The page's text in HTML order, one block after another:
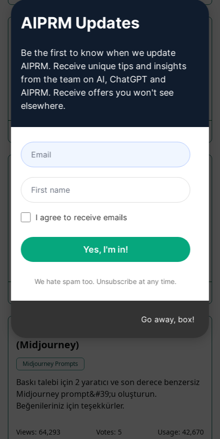
ChatGPT ile Bir Resim Oluşturun
Midjourney Prompts
ChatGPT ile kendi resminizi oluşturun! Yapay zeka
ile resimler oluşturun veya bir resim oluşturun!
Views: 90,006
1 Dakikada Bir Logo Oluştur
Midjourney Prompts
şemasını ve tipografi stilini içeren 3 farklı
oluşturun.
(Midjourney)
Midjourney Prompts
Baskı talebi için 2 yaratıcı ve son derece benzersiz
Midjourney prompt&#39;u oluşturun.
Beğenileriniz için teşekkürler.
Views: 64,293 Votes: 5 Usage: 42,670
AIPRM Updates
Be the first to know when we update
AIPRM. Receive unique tips and insights
from the team on AI, ChatGPT and
AIPRM. Receive offers you won't see
elsewhere.
I agree to receive emails
Yes, I'm in!
We hate spam too. Unsubscribe at any time.
Go away, box!